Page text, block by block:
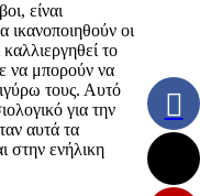
είναι
ικανοποιηθούν οι
το
να μπορούν να
τους. Αυτό
για την
αυτά τα
στην ενήλικη